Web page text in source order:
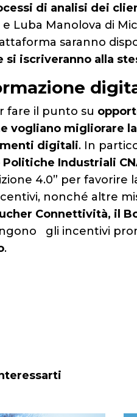
di analisi dei
Luba Manolova di
saranno
iscriveranno alla
fare il punto su
vogliano migliorare
digitali. In
Industriali
4.0” per favorire
nonché altre
Connettività, il
gli incentivi
.